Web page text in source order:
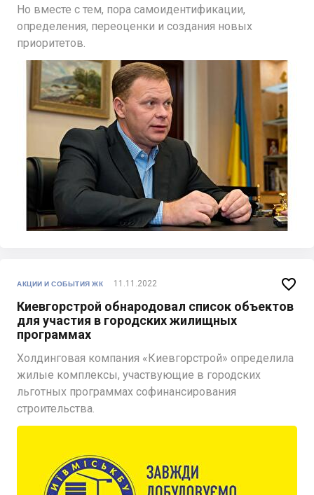
Но вместе с тем, пора самоидентификации,
определения, переоценки и создания новых
приоритетов.
АКЦИИ И СОБЫТИЯ ЖК 11.11.2022
Киевгорстрой обнародовал список объектов
для участия в городских жилищных
программах
Холдинговая компания «Киевгорстрой» определила
жилые комплексы, участвующие в городских
льготных программах софинансирования
строительства.
